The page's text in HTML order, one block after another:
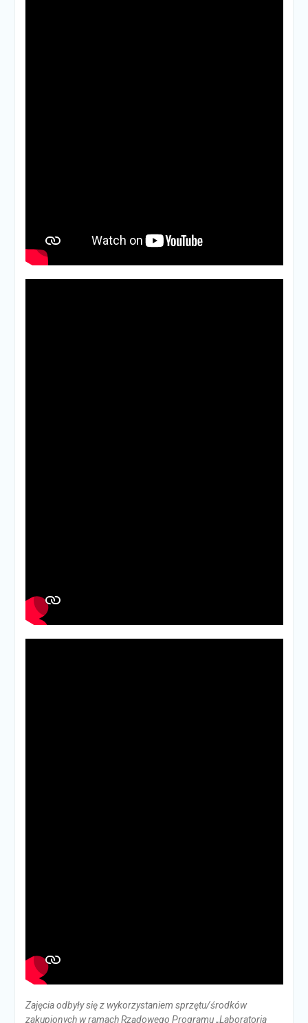
Zajęcia odbyły się z wykorzystaniem sprzętu/środków
zakupionych w ramach Rządowego Programu „Laboratoria